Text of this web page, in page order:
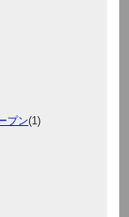
プン(1)